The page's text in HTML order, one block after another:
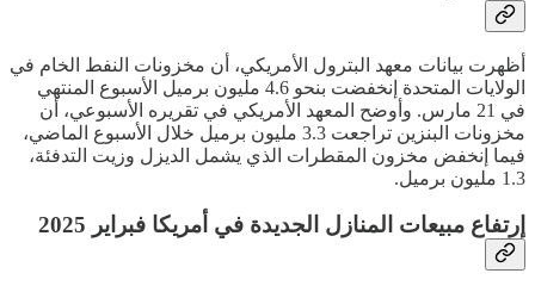
أظهرت بيانات معهد البترول الأمريكي، أن مخزونات النفط الخام في
الولايات المتحدة إنخفضت بنحو 4.6 مليون برميل الأسبوع المنتهي
في 21 مارس. وأوضح المعهد الأمريكي في تقريره الأسبوعي، أن
مخزونات البنزين تراجعت 3.3 مليون برميل خلال الأسبوع الماضي،
فيما إنخفض مخزون المقطرات الذي يشمل الديزل وزيت التدفئة،
1.3 مليون برميل.
إرتفاع مبيعات المنازل الجديدة في أمريكا فبراير 2025